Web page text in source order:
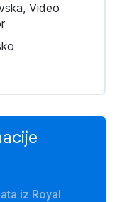
Video
iz Royal